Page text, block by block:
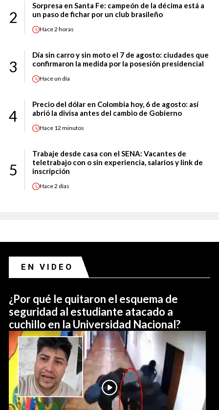
2
Sorpresa en Santa Fe: campeón de la décima está a
un paso de fichar por un club brasileño
Hace2 horas
3
Día sin carro y sin moto el 7 de agosto: ciudades que
confirmaron la medida por la posesión presidencial
Haceun día
4
Precio del dólar en Colombia hoy, 6 de agosto: así
abrió la divisa antes del cambio de Gobierno
Hace 12 minutos
5
Trabaje desde casa con el SENA: Vacantes de
teletrabajo con o sin experiencia, salarios y link de
inscripción
Hace2 días
EN VIDEO
¿Por qué le quitaron el esquema de
seguridad al estudiante atacado a
cuchillo en la Universidad Nacional?